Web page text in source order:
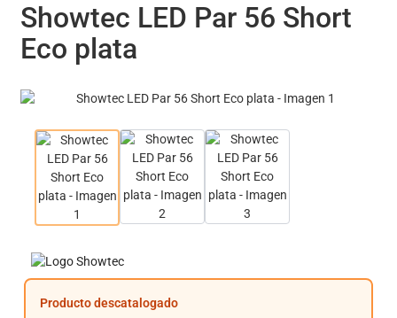
Showtec LED Par 56 Short
Eco plata
Producto descatalogado